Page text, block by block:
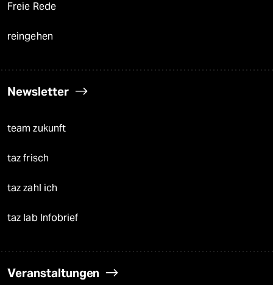
Freie Rede
reingehen
Newsletter
team zukunft
taz frisch
taz zahl ich
taz lab Infobrief
Veranstaltungen